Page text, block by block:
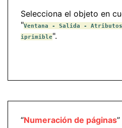
Selecciona el objeto en
"Ventana - Salida - Atributos
iprimible".
“Numeración de páginas”